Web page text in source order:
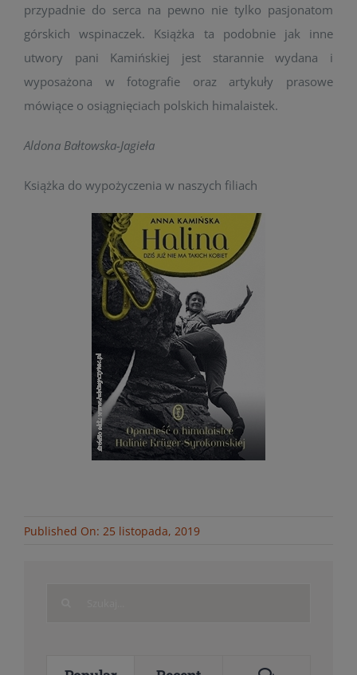
przypadnie do serca na pewno nie tylko pasjonatom
górskich wspinaczek. Książka ta podobnie jak inne
utwory pani Kamińskiej jest starannie wydana i
wyposażona w fotografie oraz artykuły prasowe
mówiące o osiągnięciach polskich himalaistek.
Aldona Bałtowska-Jagieła
Książka do wypożyczenia w naszych filiach
Published On: 25 listopada, 2019